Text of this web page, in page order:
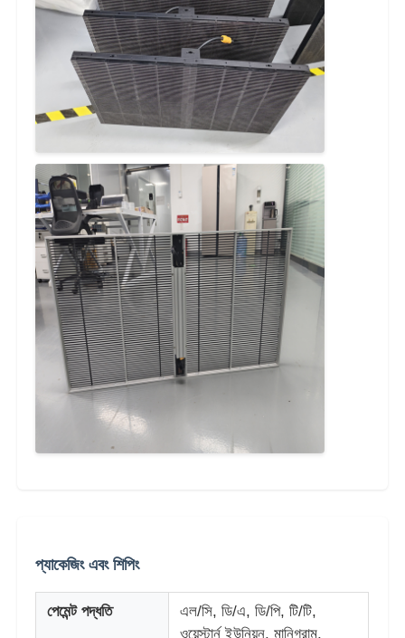
প্যাকেজিং এবং শিপিং
পেমেন্ট পদ্ধতি
এল/সি, ডি/এ, ডি/পি, টি/টি,
ওয়েস্টার্ন ইউনিয়ন, মানিগ্রাম,